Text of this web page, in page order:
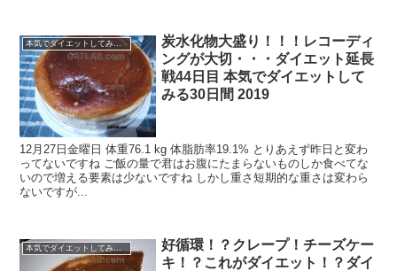
本気でダイエットしてみる30日間！2019.11 -
炭水化物大盛り！！！レコーディ
ングが大切・・・ダイエット延長
戦44日目 本気でダイエットして
みる30日間 2019
12月27日金曜日 体重76.1 kg 体脂肪率19.1% とりあえず昨日と変わ
ってないですね ご飯の量で君はお腹にたまらないものしか食べてな
いので増える要素は少ないですね しかし重さ短期的な重さは変わら
ないですが...
本気でダイエットしてみる30日間！2019.11 -
好循環！？クレープ！チーズケー
キ！？これがダイエット！？ダイ